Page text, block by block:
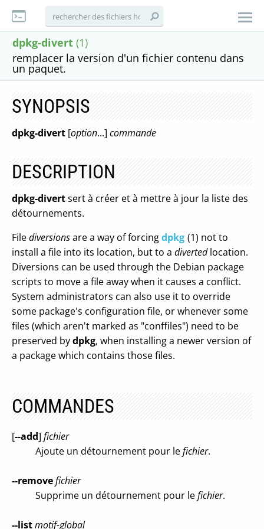
dpkg-divert (1)
remplacer la version d'un fichier contenu dans
un paquet.
SYNOPSIS
dpkg-divert [option...] commande
DESCRIPTION
dpkg-divertsert à créer et à mettre à jour la liste des
détournements.
Filediversionsare a way of forcingdpkg (1) not to
install a file into its location, but to a divertedlocation.
Diversions can be used through the Debian package
scripts to move a file away when it causes a conflict.
System administrators can also use it to override
some package's configuration file, or whenever some
files (which aren't marked as "conffiles") need to be
preserved bydpkg, when installing a newer version of
a package which contains those files.
COMMANDES
[--add] fichier
Ajoute un détournement pour lefichier.
--removefichier
Supprime un détournement pour lefichier.
--listmotif-global